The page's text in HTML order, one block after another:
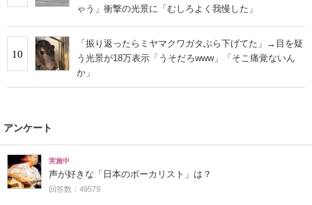
ゃう」衝撃の光景に「むしろよく我慢した」
10
「振り返ったらミヤマクワガタぶら下げてた」→目を疑
う光景が18万表示「うそだろwww」「そこ痛覚ないん
か」
アンケート
実施中
声が好きな「日本のボーカリスト」は？
回答数：49579